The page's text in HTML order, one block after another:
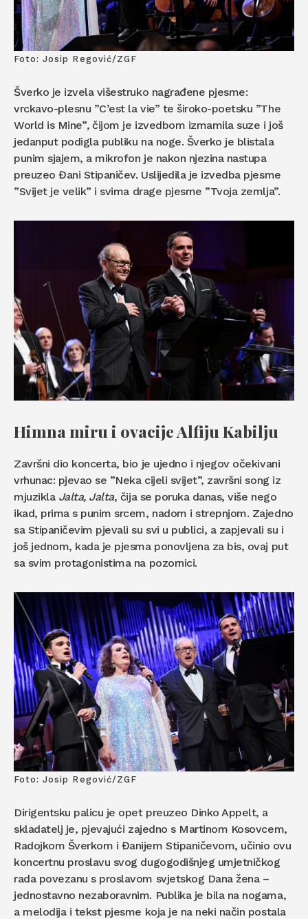
Foto: Josip Regović/ZGF
Šverko je izvela višestruko nagrađene pjesme:
vrckavo-plesnu ”C’est la vie” te široko-poetsku ”The
World is Mine”,čijom je izvedbom izmamila suze i još
jedanput podigla publiku na noge. Šverko je blistala
punim sjajem, a mikrofon je nakon njezina nastupa
preuzeo Đani Stipaničev. Uslijedila je izvedba pjesme
”Svijet je velik” i svima drage pjesme ”Tvoja zemlja”.
Himna miru i ovacije Alfiju Kabilju
Završni dio koncerta, bio je ujedno i njegov očekivani
vrhunac: pjevao se ”Neka cijeli svijet”, završni song iz
mjuzikla Jalta, Jalta, čija se poruka danas, više nego
ikad, prima s punim srcem, nadom i strepnjom. Zajedno
sa Stipaničevim pjevali su svi u publici, a zapjevali su i
još jednom, kada je pjesma ponovljena za bis, ovaj put
sa svim protagonistima na pozornici.
Foto: Josip Regović/ZGF
Dirigentsku palicu je opet preuzeo Dinko Appelt, a
skladatelj je, pjevajući zajedno s Martinom Kosovcem,
Radojkom Šverkom i Đanijem Stipaničevom, učinio ovu
koncertnu proslavu svog dugogodišnjeg umjetničkog
rada povezanu s proslavom svjetskog Dana žena –
jednostavno nezaboravnim. Publika je bila na nogama,
a melodija i tekst pjesme koja je na neki način postala